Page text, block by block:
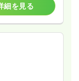
細を見る